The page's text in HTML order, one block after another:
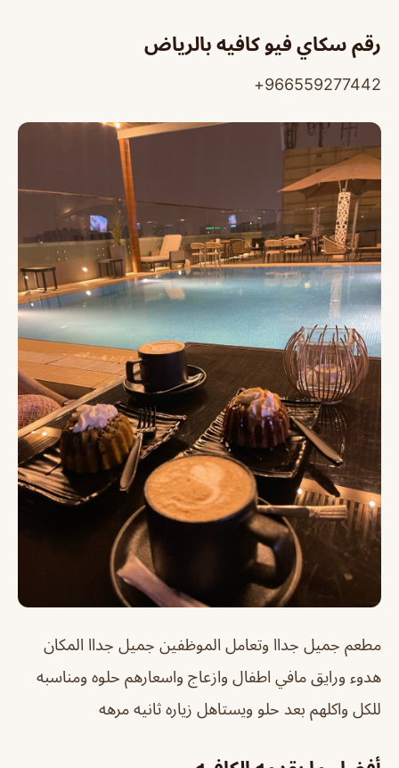
رقم سكاي فيو كافيه بالرياض
966559277442+
مطعم جميل جداا وتعامل الموظفين جميل جداا المكان
هدوء ورايق مافي اطفال وازعاج واسعارهم حلوه ومناسبه
للكل واكلهم بعد حلو ويستاهل زياره ثانيه مرهه